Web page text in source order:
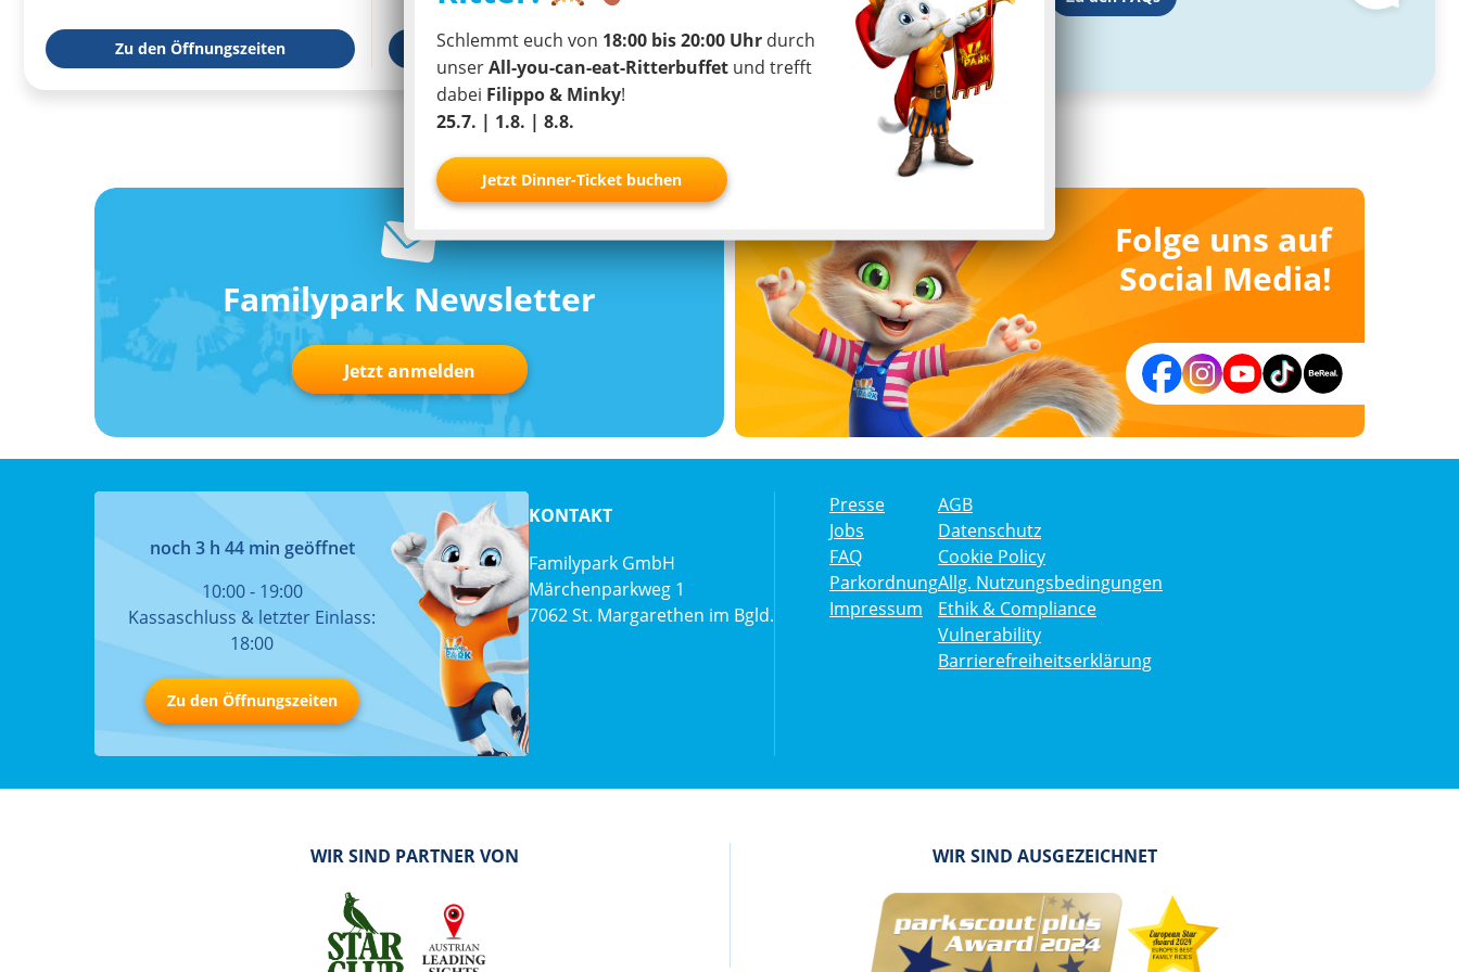
Zu den Öffnungszeiten zur Wetter-App Zur Studie
Familypark Newsletter
Jetzt anmelden
Folge uns auf
Social Media!
noch 3 h 44 min geöffnet
10:00 - 19:00
Kassaschluss & letzter Einlass:
18:00
Zu den Öffnungszeiten
KONTAKT
Familypark GmbH
Märchenparkweg 1
7062 St. Margarethen im Bgld.
Presse
Jobs
FAQ
Parkordnung
Impressum
AGB
Datenschutz
Cookie Policy
Allg. Nutzungsbedingungen
Ethik & Compliance
Vulnerability
Barrierefreiheitserklärung
WIR SIND PARTNER VON WIR SIND AUSGEZEICHNET
Schlemmt euch von 18:00 bis 20:00 Uhr durch
unserAll-you-can-eat-Ritterbuffet und trefft
dabei Filippo & Minky!
25.7. | 1.8. | 8.8.
Jetzt Dinner-Ticket buchen